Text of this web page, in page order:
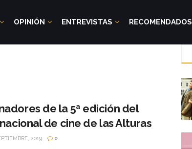
OPINIÓN ENTREVISTAS RECOMENDADOS
de la 5ª edición del
de cine de las Alturas
2019 0